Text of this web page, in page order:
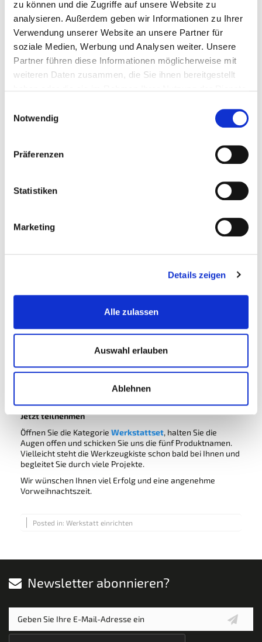
zu können und die Zugriffe auf unsere Website zu
analysieren. Außerdem geben wir Informationen zu Ihrer
Verwendung unserer Website an unsere Partner für
soziale Medien, Werbung und Analysen weiter. Unsere
Partner führen diese Informationen möglicherweise mit
weiteren Daten zusammen, die Sie ihnen bereitgestellt
Notwendig
Präferenzen
Statistiken
Marketing
Details zeigen
Alle zulassen
Auswahl erlauben
Ablehnen
Am Ende des Monats geben wir auf unseren Social Media
und die Werkzeugkiste gewinnt. Ein Blick dorthin lohnt sich.
Warum wir dieses Gewinnspiel durchführen
Wir arbeiten gern mit Werkzeugen, Werkstätten und
Menschen, die Dinge selbst in die Hand nehmen. Dieses
Gewinnspiel ist unsere Art, ein Stück dieser Begeisterung
Abwechslung bringen und vielleicht sogar ein wenig
Jetzt teilnehmen
Öffnen Sie die Kategorie Werkstattset, halten Sie die
Augen offen und schicken Sie uns die fünf Produktnamen.
Vielleicht steht die Werkzeugkiste schon bald bei Ihnen und
begleitet Sie durch viele Projekte.
Wir wünschen Ihnen viel Erfolg und eine angenehme
Vorweihnachtszeit.
Posted in: Werkstatt einrichten
Newsletter abonnieren?